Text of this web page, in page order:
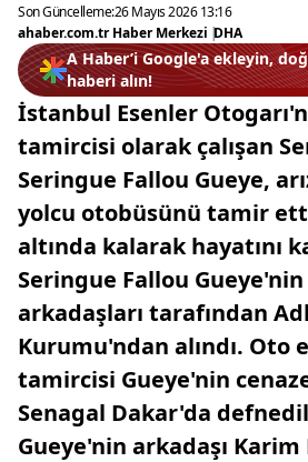
Son Güncelleme:26 Mayıs 2026 13:16
ahaber.com.tr Haber Merkezi |DHA
A Haber’i Google'a ekleyin,
haberi alın!
İstanbul Esenler
tamircisi olarak çalışan
Seringue Fallou Gueye,
yolcu otobüsünü tamir
altında kalarak hayatını
Seringue Fallou
arkadaşları tarafından
Kurumu'ndan alındı. Oto
tamircisi Gueye'nin
Senagal Dakar'da
Gueye'nin arkadaşı